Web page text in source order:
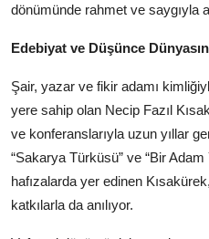
dönümünde rahmet ve saygıyla
Edebiyat ve Düşünce
Şair, yazar ve fikir adamı
yere sahip olan Necip Fazıl
ve konferanslarıyla uzun yıllar
“Sakarya Türküsü” ve “Bir
hafızalarda yer edinen
katkılarla da anılıyor.